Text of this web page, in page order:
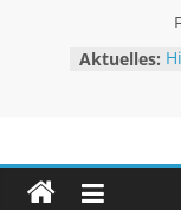
Aktuelles: